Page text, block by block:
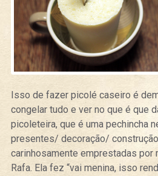
Isso de fazer picolé caseiro é
congelar tudo e ver no que é que
picoleteira, que é uma pechincha
presentes/ decoração/
carinhosamente emprestadas por
Rafa. Ela fez “vai menina, isso